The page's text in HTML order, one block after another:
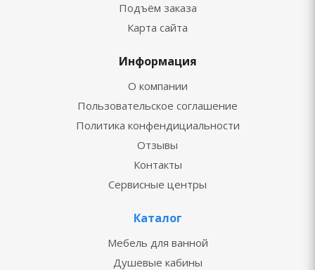
Подъём заказа
Карта сайта
Информация
О компании
Пользовательское соглашение
Политика конфендициальности
Отзывы
Контакты
Сервисные центры
Каталог
Мебель для ванной
Душевые кабины